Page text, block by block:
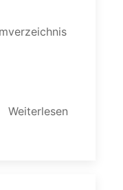
Weiterlesen